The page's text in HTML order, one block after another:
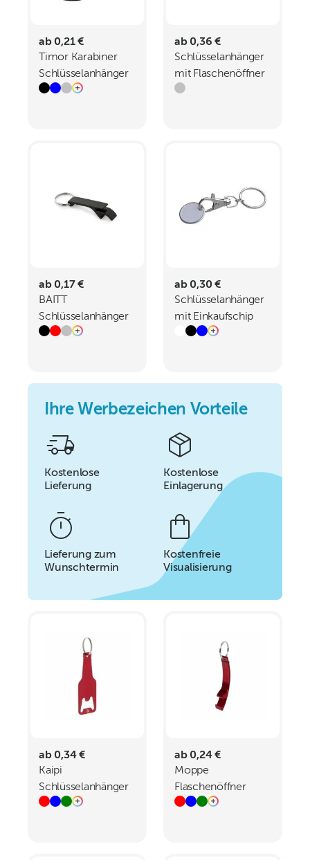
ab 0,21 €
Timor Karabiner
Schlüsselanhänger
ab 0,36 €
Schlüsselanhänger
mit Flaschenöffner
Gavin
ab 0,17 €
BAITT
Schlüsselanhänger
aus Aluminium mit
ab 0,30 €
Schlüsselanhänger
mit Einkaufschip
NELLIE
Ihre Werbezeichen Vorteile
Kostenlose
Lieferung
Kostenlose
Einlagerung
Lieferung zum
Wunschtermin
Kostenfreie
Visualisierung
ab 0,34 €
Kaipi
Schlüsselanhänger
mit Flaschenöffner
ab 0,24 €
Moppe
Flaschenöffner